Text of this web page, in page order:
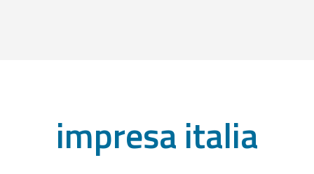
impresa italia